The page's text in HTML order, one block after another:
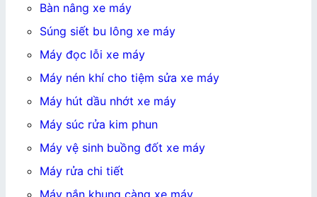
Bàn nâng xe máy
Súng siết bu lông xe máy
Máy đọc lỗi xe máy
Máy nén khí cho tiệm sửa xe máy
Máy hút dầu nhớt xe máy
Máy súc rửa kim phun
Máy vệ sinh buồng đốt xe máy
Máy rửa chi tiết
Máy nắn khung càng xe máy